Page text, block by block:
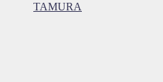
TAMURA